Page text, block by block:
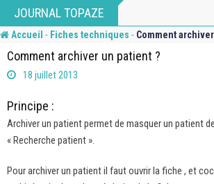
to
content
JOURNAL TOPAZE
Accueil - Fiches techniques - Comment
Comment archiver un patient ?
18 juillet 2013
Principe :
Archiver un patient permet de masquer un patient
« Recherche patient ».
Pour archiver un patient il faut ouvrir la fiche , et